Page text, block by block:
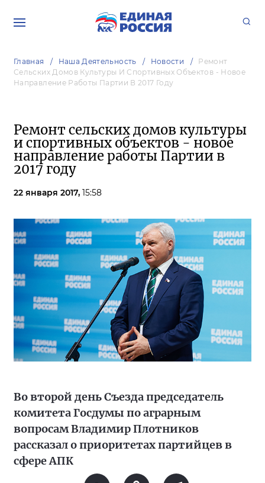
Главная Наша Деятельность Новости
Ремонт
Сельских Домов Культуры И Спортивных Объектов - Новое
Направление Работы Партии В 2017 Году
Ремонт сельских домов культуры
и спортивных объектов - новое
направление работы Партии в
2017 году
22 января 2017, 15:58
Во второй день Съезда председатель
комитета Госдумы по аграрным
вопросам Владимир Плотников
рассказал о приоритетах партийцев в
сфере АПК